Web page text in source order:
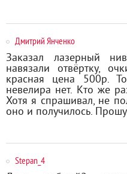
Дмитрий Янченко
Заказал лазерный
навязали отвёртку,
красная цена 500р.
невелира нет. Кто же
Хотя я спрашивал, не
оно и получилось.
Stepan_4